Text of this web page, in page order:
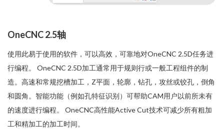
OneCNC 2.5轴
使用此易于使用的软件，可以高效，可靠地对OneCNC 2.5D任务进
行编程。 OneCNC 2.5D加工通常用于规则行或一般工程组件的制
造。高速和常规挖槽加工，Z平面，轮廓，钻孔，攻丝或铰孔，倒角
和圆角。智能功能（例如孔特征识别）可帮助CAM用户以前所未有
的速度进行编程。 OneCNC高性能Active Cut技术可减少所有粗加
工和精加工的加工时间。